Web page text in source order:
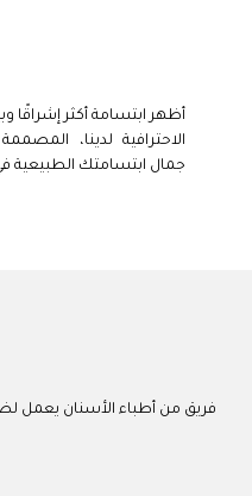
أظهر ابتسامة أكثر إشراقًا
الاحترافية لدينا،
جمال ابتسامتك الطبيعية
فريق من أطباء الأسنان